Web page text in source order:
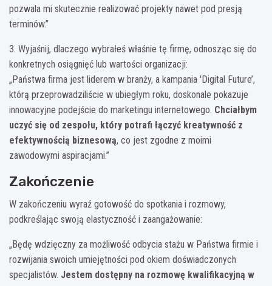
pozwala mi skutecznie realizować projekty nawet pod presją
terminów.”
3. Wyjaśnij, dlaczego wybrałeś właśnie tę firmę, odnosząc się do
konkretnych osiągnięć lub wartości organizacji:
„Państwa firma jest liderem w branży, a kampania 'Digital Future’,
którą przeprowadziliście w ubiegłym roku, doskonale pokazuje
innowacyjne podejście do marketingu internetowego. Chciałbym
uczyć się od zespołu, który potrafi łączyć kreatywność z
efektywnością biznesową, co jest zgodne z moimi
zawodowymi aspiracjami.”
Zakończenie
W zakończeniu wyraź gotowość do spotkania i rozmowy,
podkreślając swoją elastyczność i zaangażowanie:
„Będę wdzięczny za możliwość odbycia stażu w Państwa firmie i
rozwijania swoich umiejętności pod okiem doświadczonych
specjalistów. Jestem dostępny na rozmowę kwalifikacyjną w